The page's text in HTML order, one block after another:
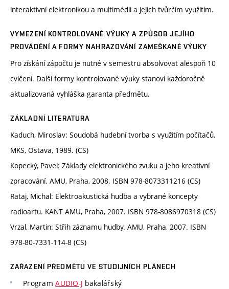
interaktivní elektronikou a multimédii a jejich tvůrčím využitím.
VYMEZENÍ KONTROLOVANÉ VÝUKY A ZPŮSOB JEJÍHO
PROVÁDĚNÍ A FORMY NAHRAZOVÁNÍ ZAMEŠKANÉ VÝUKY
Pro získání zápočtu je nutné v semestru absolvovat alespoň 10
cvičení. Další formy kontrolované výuky stanoví každoročně
aktualizovaná vyhláška garanta předmětu.
ZÁKLADNÍ LITERATURA
Kaduch, Miroslav: Soudobá hudební tvorba s využitím počítačů.
MKS, Ostava, 1989. (CS)
Kopecký, Pavel: Základy elektronického zvuku a jeho kreativní
zpracování. AMU, Praha, 2008. ISBN 978-8073311216 (CS)
Rataj, Michal: Elektroakustická hudba a vybrané koncepty
radioartu. KANT AMU, Praha, 2007. ISBN 978-8086970318 (CS)
Vrzal, Martin: Střih záznamu hudby. AMU, Praha, 2007. ISBN
978-80-7331-114-8 (CS)
ZAŘAZENÍ PŘEDMĚTU VE STUDIJNÍCH PLÁNECH
ProgramAUDIO-J bakalářský